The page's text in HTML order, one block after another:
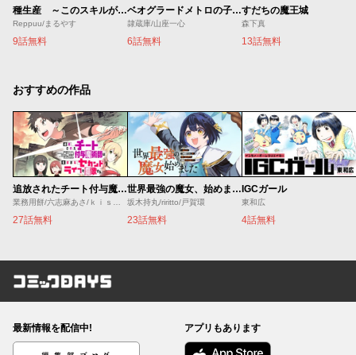
種生産 ～このスキルがチートだとまだ誰も気付いていない～
Reppuu/まるやす
9話無料
ベオグラードメトロの子供たち
隷蔵庫/山座一心
6話無料
すだちの魔王城
森下真
13話無料
おすすめの作品
追放されたチート付与魔術師は気ままなセカンドライフを謳歌する。 ～俺は武器だけじゃなく、あらゆるものに『強化ポイント』を付与できるし、俺の意思でいつでも効果を解除できるけど、残った人たち大丈夫？～
業務用餅/六志麻あさ/ｋｉｓｕｉ
27話無料
世界最強の魔女、始めました ～私だけ『攻略サイト』を見れる世界で自由に生きます～
坂木持丸/riritto/戸賀環
23話無料
IGCガール
東和広
4話無料
コミックDAYS
最新情報を配信中!
編集部ブログ
アプリもあります